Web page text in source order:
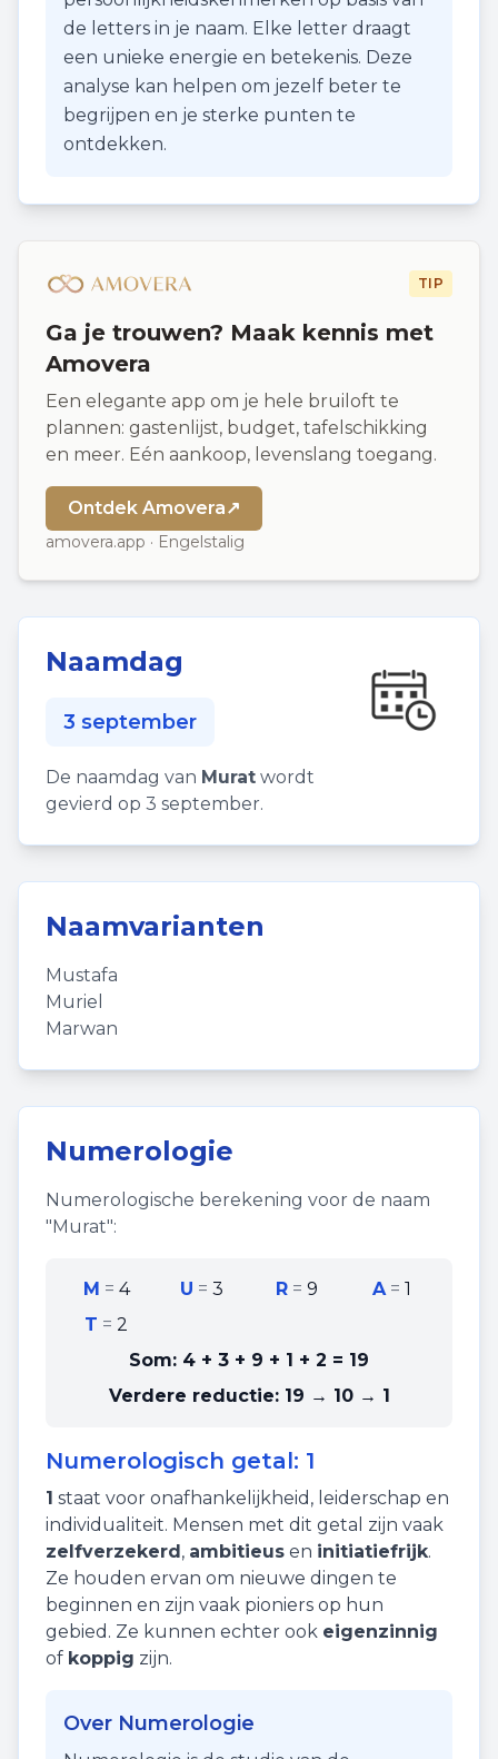
de letters in je naam. Elke letter draagt
een unieke energie en betekenis. Deze
analyse kan helpen om jezelf beter te
begrijpen en je sterke punten te
ontdekken.
TIP
Ga je trouwen? Maak kennis met
Amovera
Een elegante app om je hele bruiloft te
plannen: gastenlijst, budget, tafelschikking
en meer. Eén aankoop, levenslang toegang.
Ontdek Amovera↗
amovera.app · Engelstalig
Naamdag
3 september
De naamdag van Murat wordt
gevierd op 3 september.
Naamvarianten
Mustafa
Muriel
Marwan
Numerologie
Numerologische berekening voor de naam
"Murat":
M = 4 U = 3 R= 9 A= 1
T =2
Som: 4 + 3 + 9 + 1 + 2 = 19
Verdere reductie: 19 → 10 → 1
Numerologisch getal: 1
1 staat voor onafhankelijkheid , leiderschap en
individualiteit. Mensen met dit getal zijn vaak
zelfverzekerd, ambitieus en initiatiefrijk.
Ze houden ervan om nieuwe dingen te
beginnen en zijn vaak pioniers op hun
gebied. Ze kunnen echter ook eigenzinnig
of koppig zijn.
Over Numerologie